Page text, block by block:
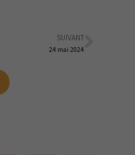
SUIVANT
24 mai 2024